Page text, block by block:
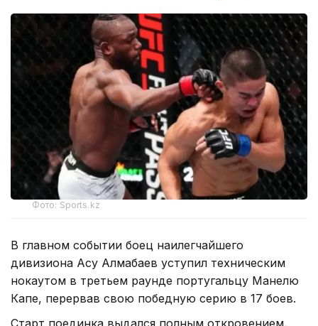
Фото: Sports.kz
В главном событии боец наилегчайшего
дивизиона Асу Алмабаев уступил техническим
нокаутом в третьем раунде португальцу Манелю
Капе, перервав свою победную серию в 17 боев.
Старт поединка выдался полным откровением,